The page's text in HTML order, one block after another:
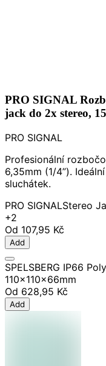
PRO SIGNAL
jack do 2x stereo,
PRO SIGNAL
Profesionální
6,35mm (1/4”).
sluchátek.
PRO SIGNALStereo
+2
Od 107,95 Kč
Add
SPELSBERG IP66
110x110x66mm
Od 628,95 Kč
Add